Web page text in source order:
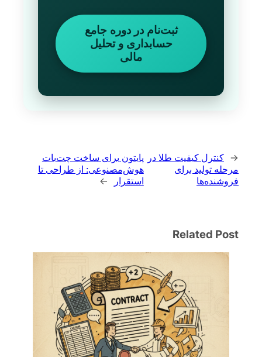
ثبت‌نام در دوره جامع
حسابداری و تحلیل
مالی
← کنترل کیفیت طلا در
مرحله تولید برای
فروشنده‌ها
پایتون برای ساخت چت‌بات
هوش‌مصنوعی: از طراحی تا
استقرار
→
Related Post